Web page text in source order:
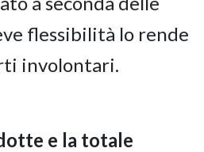
flessibilità lo rende
involontari.
e la totale